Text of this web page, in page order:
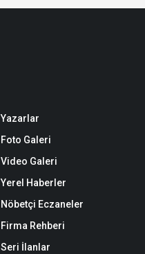
Yazarlar
Foto Galeri
Video Galeri
Yerel Haberler
Nöbetçi Eczaneler
Firma Rehberi
Seri İlanlar